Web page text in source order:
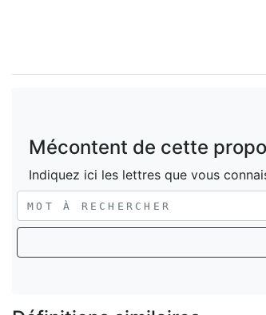
Mécontent de cette
Indiquez ici les lettres que vous